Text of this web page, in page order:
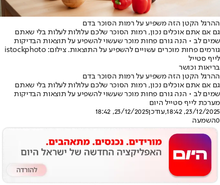
ההרגל הקטן הזה משפיע על רמות הסוכר בדם
גם אם אתם אוכלים נכון, רמות הסוכר שלכם עלולות לעלות בלי שאתם
שמים לב • הנה גורם פחות מוכר שעשוי להשפיע על תוצאות הבדיקות
גורמים פחות מוכרים עשויים להשפיע על התוצאות. צילום: istockphoto
לייף סטייל
בריאות וכושר
ההרגל הקטן הזה משפיע על רמות הסוכר בדם
גם אם אתם אוכלים נכון, רמות הסוכר שלכם עלולות לעלות בלי שאתם
שמים לב • הנה גורם פחות מוכר שעשוי להשפיע על תוצאות הבדיקות
מערכת לייף סטייל היום
23/12/2025, 18:42
,עודכן23/12/2025, 18:42
0השמעה